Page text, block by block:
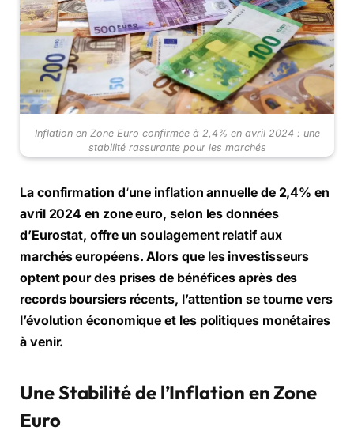
Inflation en Zone Euro confirmée à 2,4% en avril 2024 : une
stabilité rassurante pour les marchés
La confirmation d‘une inflation annuelle de 2,4% en
avril 2024 en zone euro, selon les données
d’Eurostat, offre un soulagement relatif aux
marchés européens. Alors que les investisseurs
optent pour des prises de bénéfices après des
records boursiers récents, l’attention se tourne vers
l’évolution économique et les politiques monétaires
à venir.
UneStabilité de l’Inflation en Zone
Euro